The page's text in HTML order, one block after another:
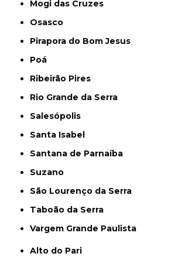
Mogi das Cruzes
Osasco
Pirapora do Bom Jesus
Poá
Ribeirão Pires
Rio Grande da Serra
Salesópolis
Santa Isabel
Santana de Parnaíba
Suzano
São Lourenço da Serra
Taboão da Serra
Vargem Grande Paulista
Alto do Pari